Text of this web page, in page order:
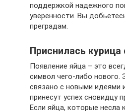
поддержкой надежного
уверенности. Вы
преградам.
Приснилась курица
Появление яйца – это
символ чего-либо нового.
связано с новыми идеями
принесут успех сновидцу
Если яйца, которые несла